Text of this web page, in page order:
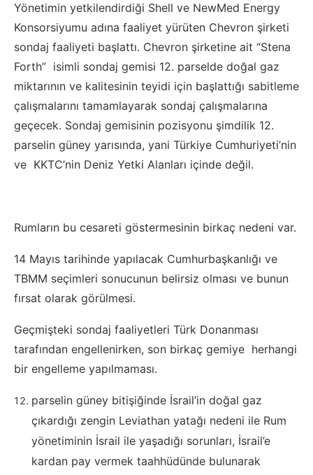
Yönetimin yetkilendirdiği Shell ve NewMed Energy
Konsorsiyumu adına faaliyet yürüten Chevron şirketi
sondaj faaliyeti başlattı. Chevron şirketine ait “Stena
Forth” isimli sondaj gemisi 12. parselde doğal gaz
miktarının ve kalitesinin teyidi için başlattığı sabitleme
çalışmalarını tamamlayarak sondaj çalışmalarına
geçecek. Sondaj gemisinin pozisyonu şimdilik 12.
parselin güney yarısında, yani Türkiye Cumhuriyeti’nin
ve KKTC’nin Deniz Yetki Alanları içinde değil.
Rumların bu cesareti göstermesinin birkaç nedeni var.
14 Mayıs tarihinde yapılacak Cumhurbaşkanlığı ve
TBMM seçimleri sonucunun belirsiz olması ve bunun
fırsat olarak görülmesi.
Geçmişteki sondaj faaliyetleri Türk Donanması
tarafından engellenirken, son birkaç gemiye herhangi
bir engelleme yapılmaması.
parselin güney bitişiğinde İsrail’in doğal gaz
çıkardığı zengin Leviathan yatağı nedeni ile Rum
yönetiminin İsrail ile yaşadığı sorunları, İsrail’e
kardan pay vermek taahhüdünde bulunarak